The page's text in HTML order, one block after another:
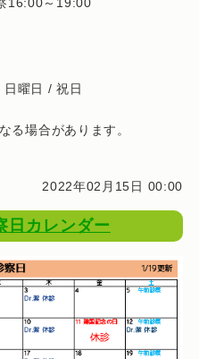
曜日 / 祝日
る場合があります。
2022年02月15日 00:00
日カレンダー